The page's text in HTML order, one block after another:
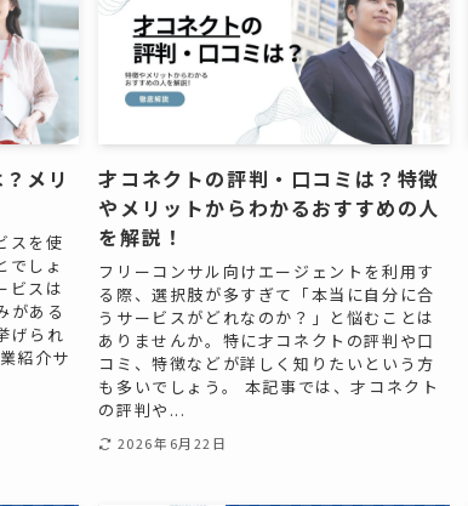
メリ
スを使
でしょ
ビスは
がある
げられ
紹介サ
才コネクトの評判・口コミは？特徴
やメリットからわかるおすすめの人
を解説！
フリーコンサル向けエージェントを利用す
る際、選択肢が多すぎて「本当に自分に合
うサービスがどれなのか？」と悩むことは
ありませんか。特に才コネクトの評判や口
コミ、特徴などが詳しく知りたいという方
も多いでしょう。 本記事では、才コネクト
の評判や...
2026年6月22日